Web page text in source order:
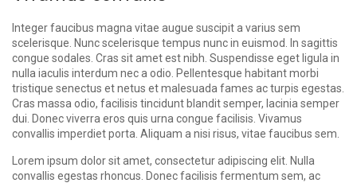
Integer faucibus magna vitae augue suscipit a varius sem
scelerisque. Nunc scelerisque tempus nunc in euismod. In sagittis
congue sodales. Cras sit amet est nibh. Suspendisse eget ligula in
nulla iaculis interdum nec a odio. Pellentesque habitant morbi
tristique senectus et netus et malesuada fames ac turpis egestas.
Cras massa odio, facilisis tincidunt blandit semper, lacinia semper
dui. Donec viverra eros quis urna congue facilisis. Vivamus
convallis imperdiet porta. Aliquam a nisi risus, vitae faucibus sem.
Lorem ipsum dolor sit amet, consectetur adipiscing elit. Nulla
convallis egestas rhoncus. Donec facilisis fermentum sem, ac